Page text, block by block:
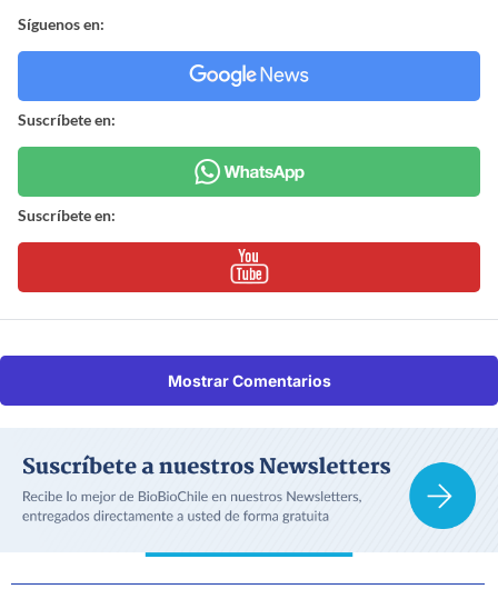
Síguenos en:
Suscríbete en:
Suscríbete en:
Mostrar Comentarios